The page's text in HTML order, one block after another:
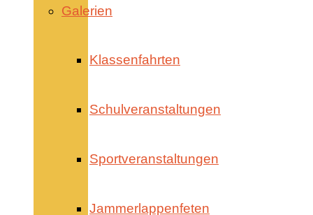
Galerien
Klassenfahrten
Schulveranstaltungen
Sportveranstaltungen
Jammerlappenfeten